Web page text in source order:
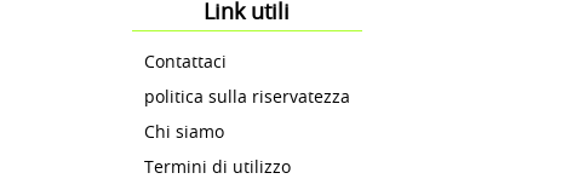
Link utili
Contattaci
politica sulla riservatezza
Chi siamo
Termini di utilizzo